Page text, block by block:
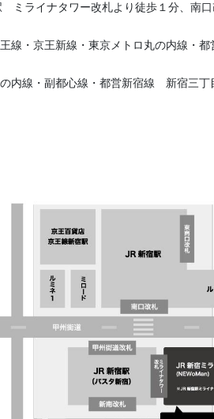
ライナタワー改札より徒歩１分、南口
線・京王新線・東京メトロ丸の内線
内線・副都心線・都営新宿線 新宿三